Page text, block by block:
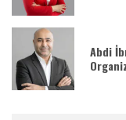
Abdi